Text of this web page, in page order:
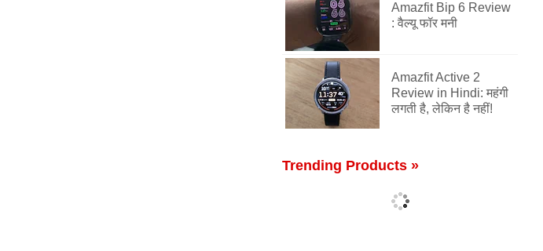
Amazfit Bip 6 Review
: वैल्यू फॉर मनी
Amazfit Active 2
Review in Hindi: महंगी
लगती है, लेकिन है नहीं!
Trending Products »